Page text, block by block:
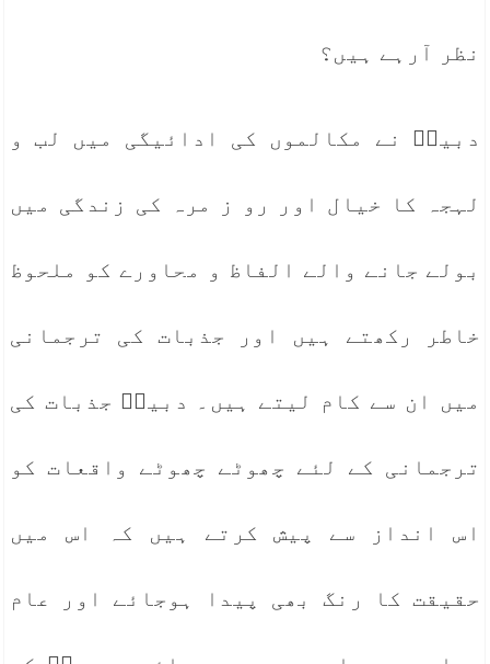
نظر آرہے ہیں؟
دبیرؔ نے مکالموں کی ادائیگی میں لب و
لہجہ کا خیال اور رو ز مرہ کی زندگی میں
بولے جانے والے الفاظ و محاورے کو ملحوظ
خاطر رکھتے ہیں اور جذبات کی ترجمانی
میں ان سے کام لیتے ہیں۔ دبیرؔ جذبات کی
ترجمانی کے لئے چھوٹے چھوٹے واقعات کو
اس انداز سے پیش کرتے ہیں کہ اس میں
حقیقت کا رنگ بھی پیدا ہوجائے اور عام